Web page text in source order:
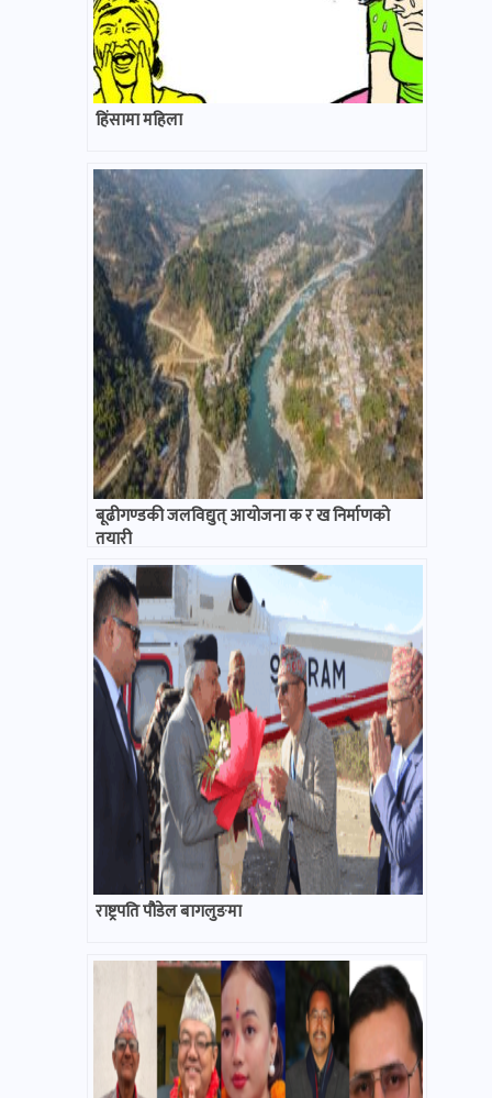
हिंसामा महिला
बूढीगण्डकी जलविद्युत् आयोजना क र ख निर्माणको
तयारी
राष्ट्रपति पौडेल बागलुङमा